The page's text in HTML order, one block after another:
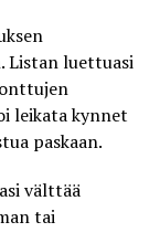
Listan luettuasi
leikata kynnet
paskaan.
välttää
tai